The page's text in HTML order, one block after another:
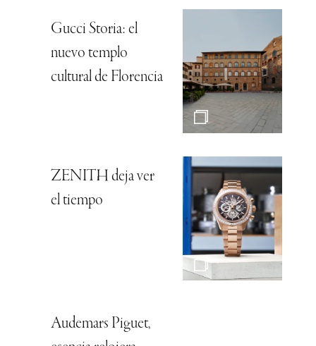
Gucci Storia: el
nuevo templo
cultural de Florencia
ZENITH deja ver
el tiempo
Audemars Piguet,